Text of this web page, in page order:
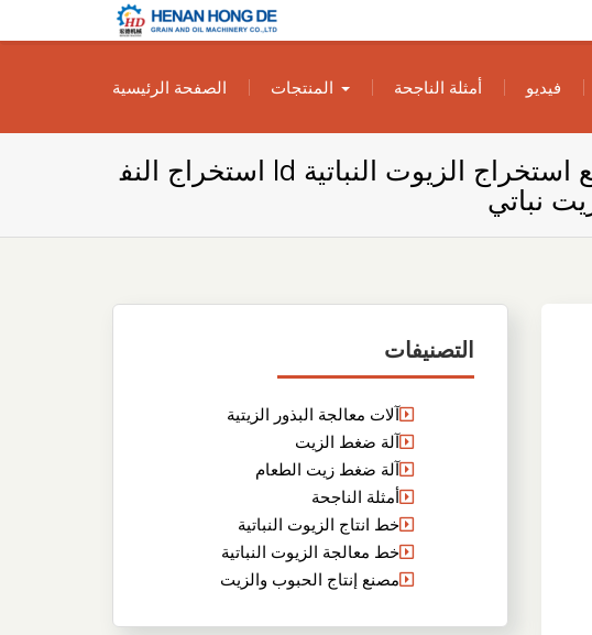
الزيوت النباتية
الخاص بك
الصفحة الرئيسية
المنتجات أمثلة الناجحة فيديو
as353 مصنع استخراج الزيوت النباتية ld استخراج النف
التصنيفات
آلات معالجة البذور الزيتية
آلة ضغط الزيت
آلة ضغط زيت الطعام
أمثلة الناجحة
خط انتاج الزيوت النباتية
خط معالجة الزيوت النباتية
مصنع إنتاج الحبوب والزيت